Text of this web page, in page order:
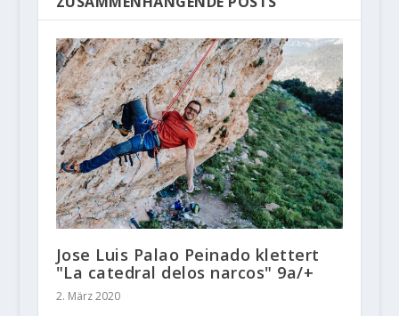
Jose Luis Palao Peinado klettert
"La catedral delos narcos" 9a/+
2. März 2020